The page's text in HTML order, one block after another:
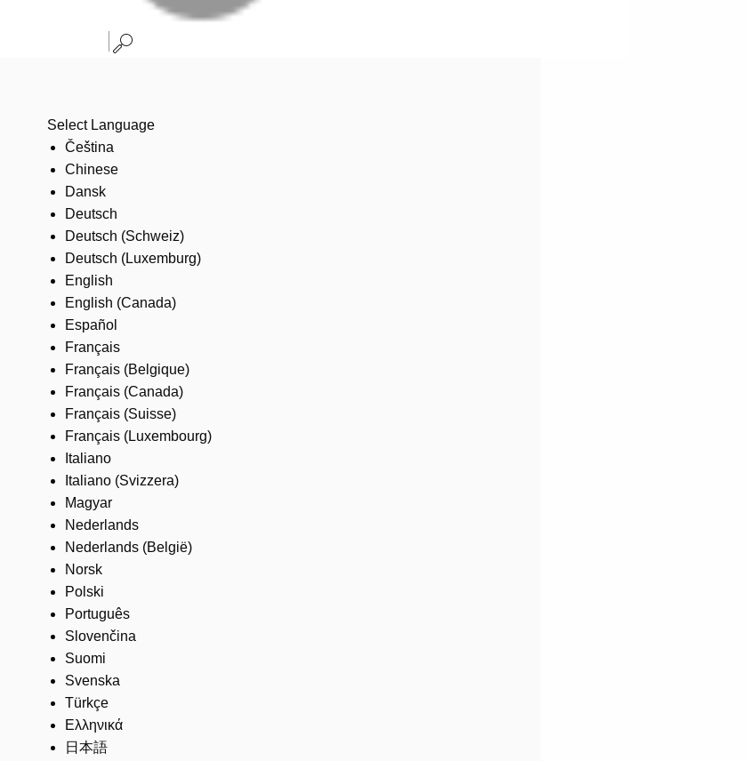
Select Language
Čeština
Chinese
Dansk
Deutsch
Deutsch (Schweiz)
Deutsch (Luxemburg)
English
English (Canada)
Español
Français
Français (Belgique)
Français (Canada)
Français (Suisse)
Français (Luxembourg)
Italiano
Italiano (Svizzera)
Magyar
Nederlands
Nederlands (België)
Norsk
Polski
Português
Slovenčina
Suomi
Svenska
Türkçe
Ελληνικά
日本語